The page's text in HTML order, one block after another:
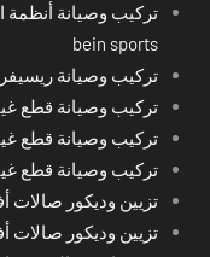
تركيب وصيانة
bein sports
تركيب وصيانة
تركيب وصيانة قطع
تركيب وصيانة قطع
تركيب وصيانة قطع
تزيين وديكور صالات
تزيين وديكور صالات